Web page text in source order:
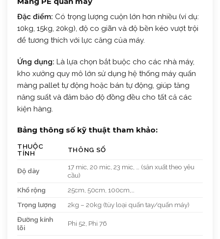
Đặc điểm: Có trọng lượng cuộn lớn hơn nhiều (ví dụ:
10kg, 15kg, 20kg), độ co giãn và độ bền kéo vượt trội
để tương thích với lực căng của máy.
Ứng dụng: Là lựa chọn bắt buộc cho các nhà máy,
kho xưởng quy mô lớn sử dụng hệ thống máy quấn
màng pallet tự động hoặc bán tự động, giúp tăng
năng suất và đảm bảo độ đồng đều cho tất cả các
kiện hàng.
Bảng thông số kỹ thuật tham khảo:
THUỘC
TÍNH
THÔNG SỐ
Độ dày
17 mic, 20 mic, 23 mic, … (sản xuất theo yêu
cầu)
Khổ rộng
25cm, 50cm, 100cm,…
Trọng lượng
2kg – 20kg (tùy loại quấn tay/quấn máy)
Đường kính
lõi
Phi 52, Phi 76